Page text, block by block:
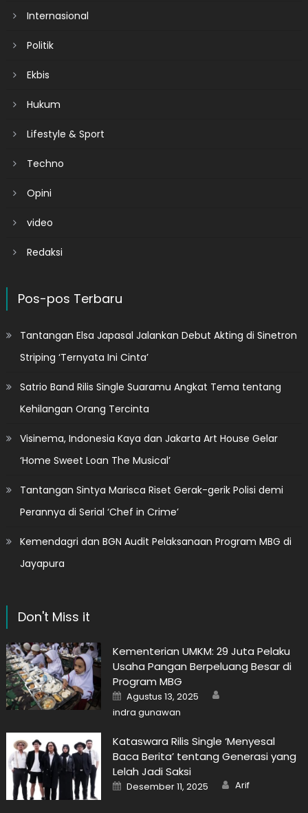
Internasional
Politik
Ekbis
Hukum
Lifestyle & Sport
Techno
Opini
video
Redaksi
Pos-pos Terbaru
Tantangan Elsa Japasal Jalankan Debut Akting di Sinetron
Striping ‘Ternyata Ini Cinta’
Satrio Band Rilis Single Suaramu Angkat Tema tentang
Kehilangan Orang Tercinta
Visinema, Indonesia Kaya dan Jakarta Art House Gelar
‘Home Sweet Loan The Musical’
Tantangan Sintya Marisca Riset Gerak-gerik Polisi demi
Perannya di Serial ‘Chef in Crime’
Kemendagri dan BGN Audit Pelaksanaan Program MBG di
Jayapura
Don't Miss it
Kementerian UMKM: 29 Juta Pelaku
Usaha Pangan Berpeluang Besar di
Program MBG
Posted
on
Agustus 13, 2025
indra gunawan
Kataswara Rilis Single ‘Menyesal
Baca Berita’ tentang Generasi yang
Lelah Jadi Saksi
Posted
on
Desember 11, 2025 Author
Arif